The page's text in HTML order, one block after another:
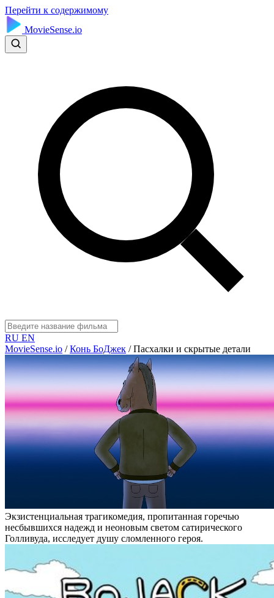
Перейти к содержимому
MovieSense.io
RU EN
MovieSense.io / Конь БоДжек / Пасхалки и скрытые детали
Экзистенциальная трагикомедия, пропитанная горечью
несбывшихся надежд и неоновым светом сатирического
Голливуда, исследует душу сломленного героя.